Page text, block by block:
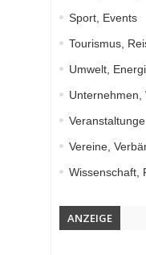
Sport, Events
Tourismus,
Umwelt,
Unternehmen,
Vereine,
Wissenschaft,
ANZEIGE